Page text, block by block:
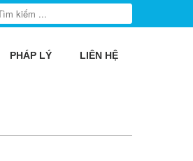
PHÁP LÝ LIÊN HỆ